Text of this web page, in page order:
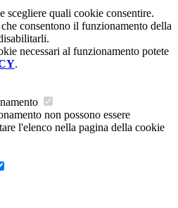
scegliere quali cookie consentire.
consentono il funzionamento della
necessari al funzionamento potete
.
non possono essere
l'elenco nella pagina della cookie